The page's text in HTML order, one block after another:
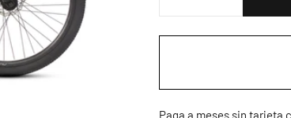
Paga a meses sin tarjeta